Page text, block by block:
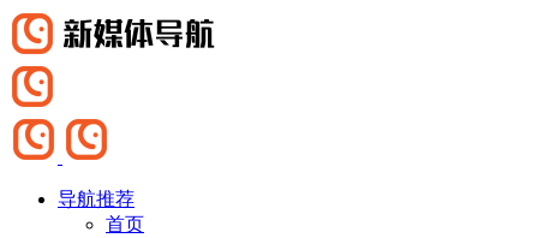
导航推荐
首页